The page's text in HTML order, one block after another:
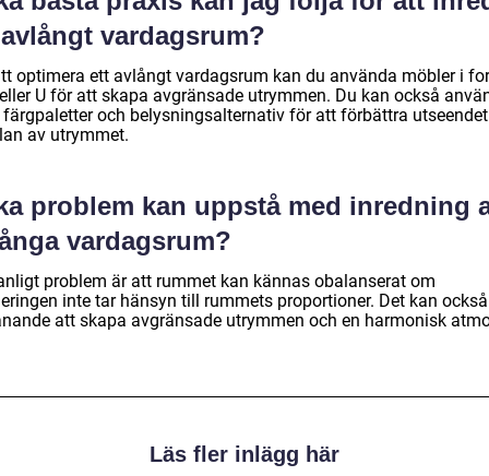
vardagsrum?
optimera ett avlångt vardagsrum kan du använda möbler i
U för att skapa avgränsade utrymmen. Du kan också
och belysningsalternativ för att förbättra
av utrymmet.
problem kan uppstå med inredning
vardagsrum?
problem är att rummet kan kännas obalanserat om
inte tar hänsyn till rummets proportioner. Det kan
att skapa avgränsade utrymmen och en harmonisk
Läs fler inlägg här